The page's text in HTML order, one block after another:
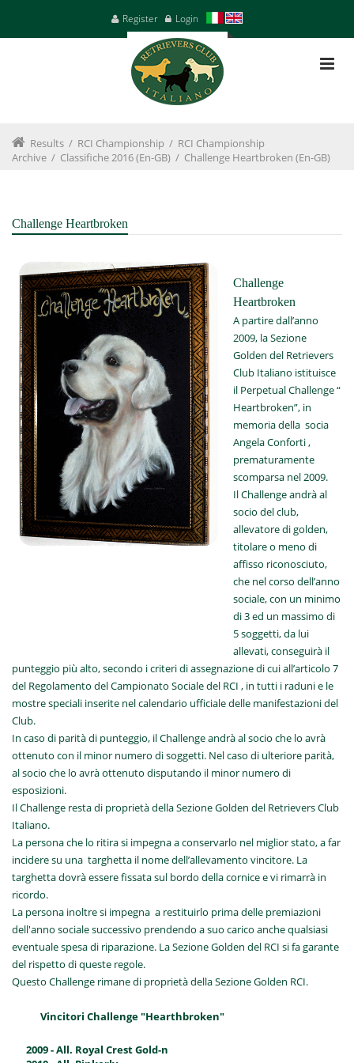
Register Login
Results / RCI Championship / RCI Championship
Archive / Classifiche 2016 (en-GB) / Challenge Heartbroken (en-GB)
Challenge Heartbroken
Challenge
Heartbroken
A partire dall’anno
2009, la Sezione
Golden del Retrievers
Club Italiano istituisce
il Perpetual Challenge “
Heartbroken”, in
memoria della socia
Angela Conforti ,
prematuramente
scomparsa nel 2009.
Il Challenge andrà al
socio del club,
allevatore di golden,
titolare o meno di
affisso riconosciuto,
che nel corso dell’anno
sociale, con un minimo
di 3 ed un massimo di
5 soggetti, da lui
allevati, conseguirà il
punteggio più alto, secondo i criteri di assegnazione di cui all’articolo 7
del Regolamento del Campionato Sociale del RCI , in tutti i raduni e le
mostre speciali inserite nel calendario ufficiale delle manifestazioni del
Club.
In caso di parità di punteggio, il Challenge andrà al socio che lo avrà
ottenuto con il minor numero di soggetti. Nel caso di ulteriore parità,
al socio che lo avrà ottenuto disputando il minor numero di
esposizioni.
Il Challenge resta di proprietà della Sezione Golden del Retrievers Club
Italiano.
La persona che lo ritira si impegna a conservarlo nel miglior stato, a far
incidere su una targhetta il nome dell’allevamento vincitore. La
targhetta dovrà essere fissata sul bordo della cornice e vi rimarrà in
ricordo.
La persona inoltre si impegna a restituirlo prima delle premiazioni
dell'anno sociale successivo prendendo a suo carico anche qualsiasi
eventuale spesa di riparazione. La Sezione Golden del RCI si fa garante
del rispetto di queste regole.
Questo Challenge rimane di proprietà della Sezione Golden RCI.
Vincitori Challenge "Hearthbroken"
2009 - All. Royal Crest Gold-n